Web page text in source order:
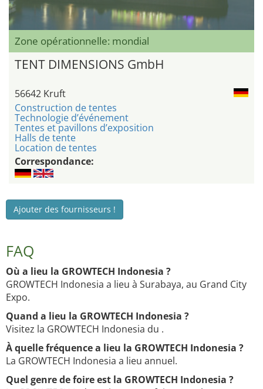
Zone opérationnelle: mondial
TENT DIMENSIONS GmbH
56642 Kruft
Construction de tentes
Technologie d’événement
Tentes et pavillons d’exposition
Halls de tente
Location de tentes
Correspondance:
Ajouter des fournisseurs !
FAQ
Où a lieu la GROWTECH Indonesia ?
GROWTECH Indonesia a lieu à Surabaya, au Grand City
Expo.
Quand a lieu la GROWTECH Indonesia ?
Visitez la GROWTECH Indonesia du .
À quelle fréquence a lieu la GROWTECH Indonesia ?
La GROWTECH Indonesia a lieu annuel.
Quel genre de foire est la GROWTECH Indonesia ?